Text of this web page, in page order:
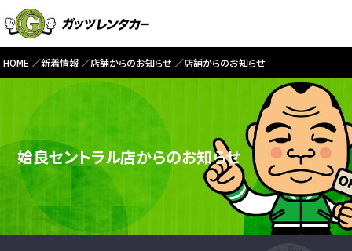
HOME 新着情報 店舗からのお知らせ 店舗からのお知らせ
姶良セントラル店からのお知らせ